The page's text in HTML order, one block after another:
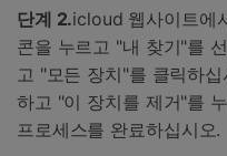
단계 2.icloud 웹사이트에
콘을 누르고 "내 찾기"를
고 "모든 장치"를 클릭하
하고 "이 장치를 제거"를
프로세스를 완료하십시오.